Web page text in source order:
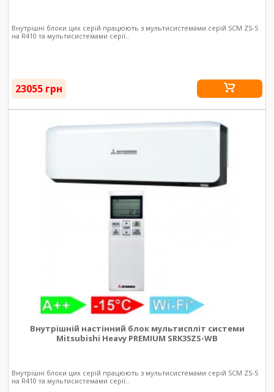
Внутрішні блоки цих серій працюють з мультисистемами серій SCM ZS-S
на R410 та мультисистемами серії..
23055 грн
Внутрішній настінний блок мультиспліт системи
Mitsubishi Heavy PREMIUM SRK35ZS-WB
Внутрішні блоки цих серій працюють з мультисистемами серій SCM ZS-S
на R410 та мультисистемами серії..